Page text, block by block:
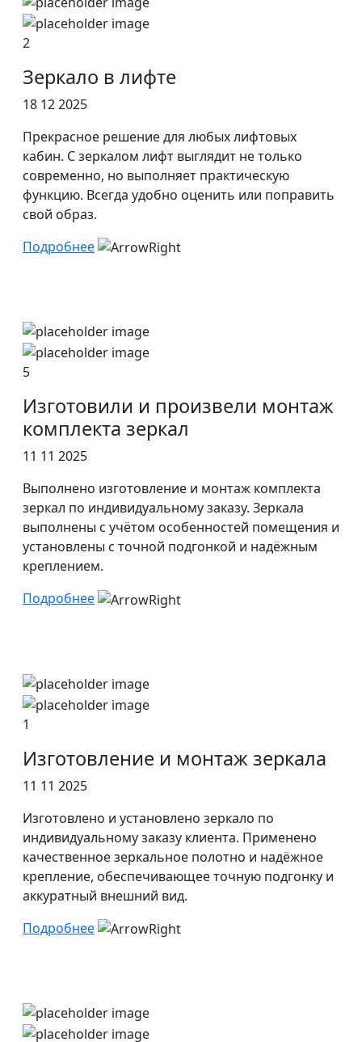
2
Зеркало в лифте
18 12 2025
Прекрасное решение для любых лифтовых
кабин. С зеркалом лифт выглядит не только
современно, но выполняет практическую
функцию. Всегда удобно оценить или поправить
свой образ.
Подробнее
5
Изготовили и произвели монтаж
комплекта зеркал
11 11 2025
Выполнено изготовление и монтаж комплекта
зеркал по индивидуальному заказу. Зеркала
выполнены с учётом особенностей помещения и
установлены с точной подгонкой и надёжным
креплением.
Подробнее
1
Изготовление и монтаж зеркала
11 11 2025
Изготовлено и установлено зеркало по
индивидуальному заказу клиента. Применено
качественное зеркальное полотно и надёжное
крепление, обеспечивающее точную подгонку и
аккуратный внешний вид.
Подробнее